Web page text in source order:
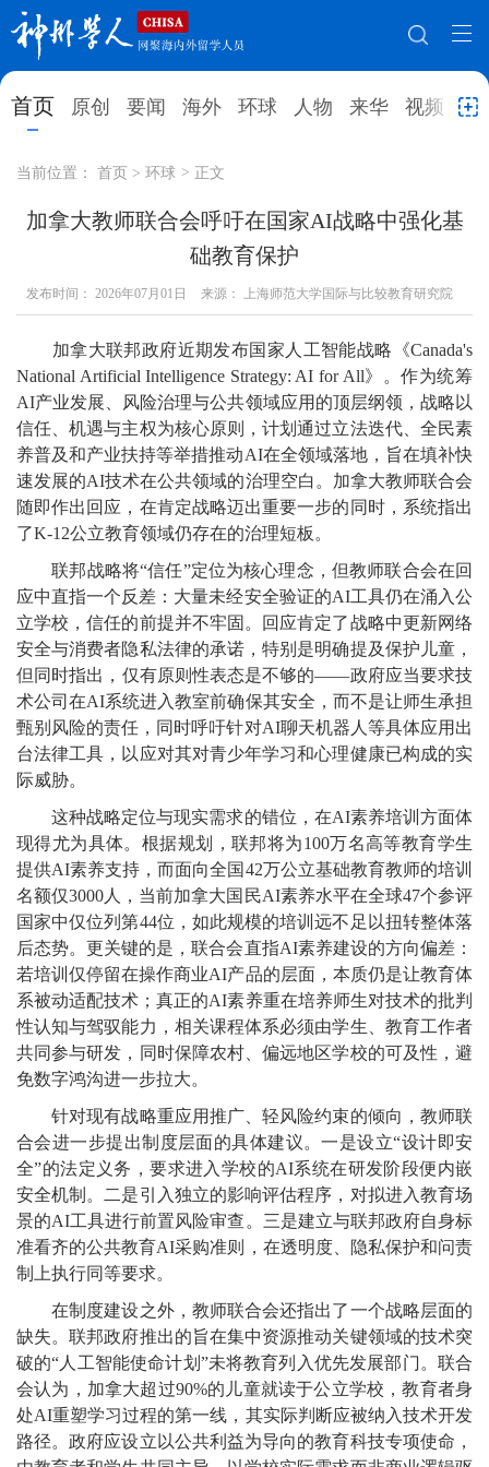
首页 原创 要闻 海外 环球 人物 来华 视频 教
网站地图
首页 原创
环球 人物 来华 视频
就业创业 合作办学
综合 深度 专题 实用信息
招聘信息 更多数据
当前位置： 首页 > 环球 > 正文
加拿大教师联合会呼吁在国家AI战略中强化基
础教育保护
发布时间： 2026年07月01日 来源： 上海师范大学国际与比较教育研究院
加拿大联邦政府近期发布国家人工智能战略《Canada's
National Artificial Intelligence Strategy: AI for All》。作为统筹
AI产业发展、风险治理与公共领域应用的顶层纲领，战略以
信任、机遇与主权为核心原则，计划通过立法迭代、全民素
养普及和产业扶持等举措推动AI在全领域落地，旨在填补快
速发展的AI技术在公共领域的治理空白。加拿大教师联合会
随即作出回应，在肯定战略迈出重要一步的同时，系统指出
了K-12公立教育领域仍存在的治理短板。
联邦战略将“信任”定位为核心理念，但教师联合会在回
应中直指一个反差：大量未经安全验证的AI工具仍在涌入公
立学校，信任的前提并不牢固。回应肯定了战略中更新网络
安全与消费者隐私法律的承诺，特别是明确提及保护儿童，
但同时指出，仅有原则性表态是不够的——政府应当要求技
术公司在AI系统进入教室前确保其安全，而不是让师生承担
甄别风险的责任，同时呼吁针对AI聊天机器人等具体应用出
台法律工具，以应对其对青少年学习和心理健康已构成的实
际威胁。
这种战略定位与现实需求的错位，在AI素养培训方面体
现得尤为具体。根据规划，联邦将为100万名高等教育学生
提供AI素养支持，而面向全国42万公立基础教育教师的培训
名额仅3000人，当前加拿大国民AI素养水平在全球47个参评
国家中仅位列第44位，如此规模的培训远不足以扭转整体落
后态势。更关键的是，联合会直指AI素养建设的方向偏差：
若培训仅停留在操作商业AI产品的层面，本质仍是让教育体
系被动适配技术；真正的AI素养重在培养师生对技术的批判
性认知与驾驭能力，相关课程体系必须由学生、教育工作者
共同参与研发，同时保障农村、偏远地区学校的可及性，避
免数字鸿沟进一步拉大。
针对现有战略重应用推广、轻风险约束的倾向，教师联
合会进一步提出制度层面的具体建议。一是设立“设计即安
全”的法定义务，要求进入学校的AI系统在研发阶段便内嵌
安全机制。二是引入独立的影响评估程序，对拟进入教育场
景的AI工具进行前置风险审查。三是建立与联邦政府自身标
准看齐的公共教育AI采购准则，在透明度、隐私保护和问责
制上执行同等要求。
在制度建设之外，教师联合会还指出了一个战略层面的
缺失。联邦政府推出的旨在集中资源推动关键领域的技术突
破的“人工智能使命计划”未将教育列入优先发展部门。联合
会认为，加拿大超过90%的儿童就读于公立学校，教育者身
处AI重塑学习过程的第一线，其实际判断应被纳入技术开发
路径。政府应设立以公共利益为导向的教育科技专项使命，